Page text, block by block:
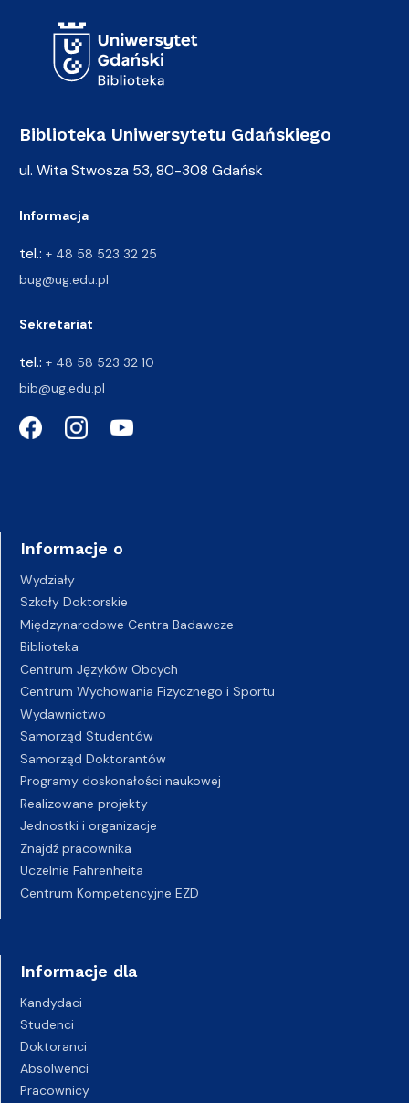
Biblioteka Uniwersytetu Gdańskiego
ul. Wita Stwosza 53, 80-308 Gdańsk
Informacja
tel.: + 48 58 523 32 25
bug@ug.edu.pl
Sekretariat
tel.: + 48 58 523 32 10
bib@ug.edu.pl
Informacje o
Wydziały
Szkoły Doktorskie
Międzynarodowe Centra Badawcze
Biblioteka
Centrum Języków Obcych
Centrum Wychowania Fizycznego i Sportu
Wydawnictwo
Samorząd Studentów
Samorząd Doktorantów
Programy doskonałości naukowej
Realizowane projekty
Jednostki i organizacje
Znajdź pracownika
Uczelnie Fahrenheita
Centrum Kompetencyjne EZD
Informacje dla
Kandydaci
Studenci
Doktoranci
Absolwenci
Pracownicy